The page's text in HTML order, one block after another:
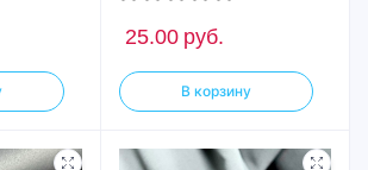
25.00 руб.
В корзину